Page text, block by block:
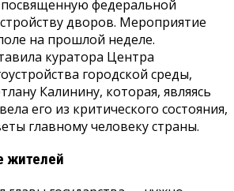
федеральной
дворов. Мероприятие
на прошлой неделе.
куратора Центра
городской среды,
Калинину, которая, являясь
его из критического состояния,
главному человеку страны.
жителей